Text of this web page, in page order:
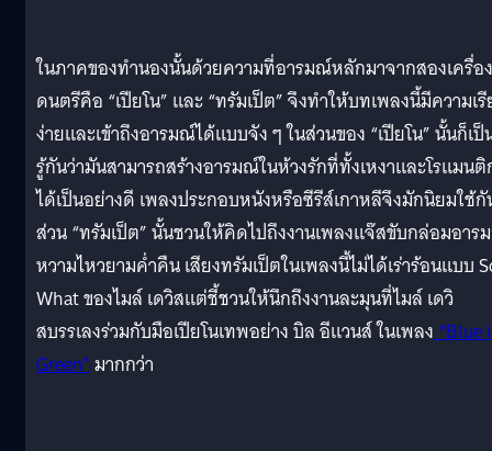
ในภาคของทำนองนั้นด้วยความที่อารมณ์หลักมาจากสองเครื่อง
ดนตรีคือ “เปียโน” และ “ทรัมเป็ต” จึงทำให้บทเพลงนี้มีความเ
ง่ายและเข้าถึงอารมณ์ได้แบบจัง ๆ ในส่วนของ “เปียโน” นั้นก็เ
รู้กันว่ามันสามารถสร้างอารมณ์ในห้วงรักที่ทั้งเหงาและโรแมน
ได้เป็นอย่างดี เพลงประกอบหนังหรือซีรีส์เกาหลีจึงมักนิยมใช้
ส่วน “ทรัมเป็ต” นั้นชวนให้คิดไปถึงงานเพลงแจ๊สขับกล่อมอา
หวามไหวยามค่ำคืน เสียงทรัมเป็ตในเพลงนี้ไม่ได้เร่าร้อนแบบ
What ของไมล์ เดวิสแต่ชี้ชวนให้นึกถึงงานละมุนที่ไมล์ เดวิ
สบรรเลงร่วมกับมือเปียโนเทพอย่าง บิล อีแวนส์ ในเพลง“Blue
Green”มากกว่า